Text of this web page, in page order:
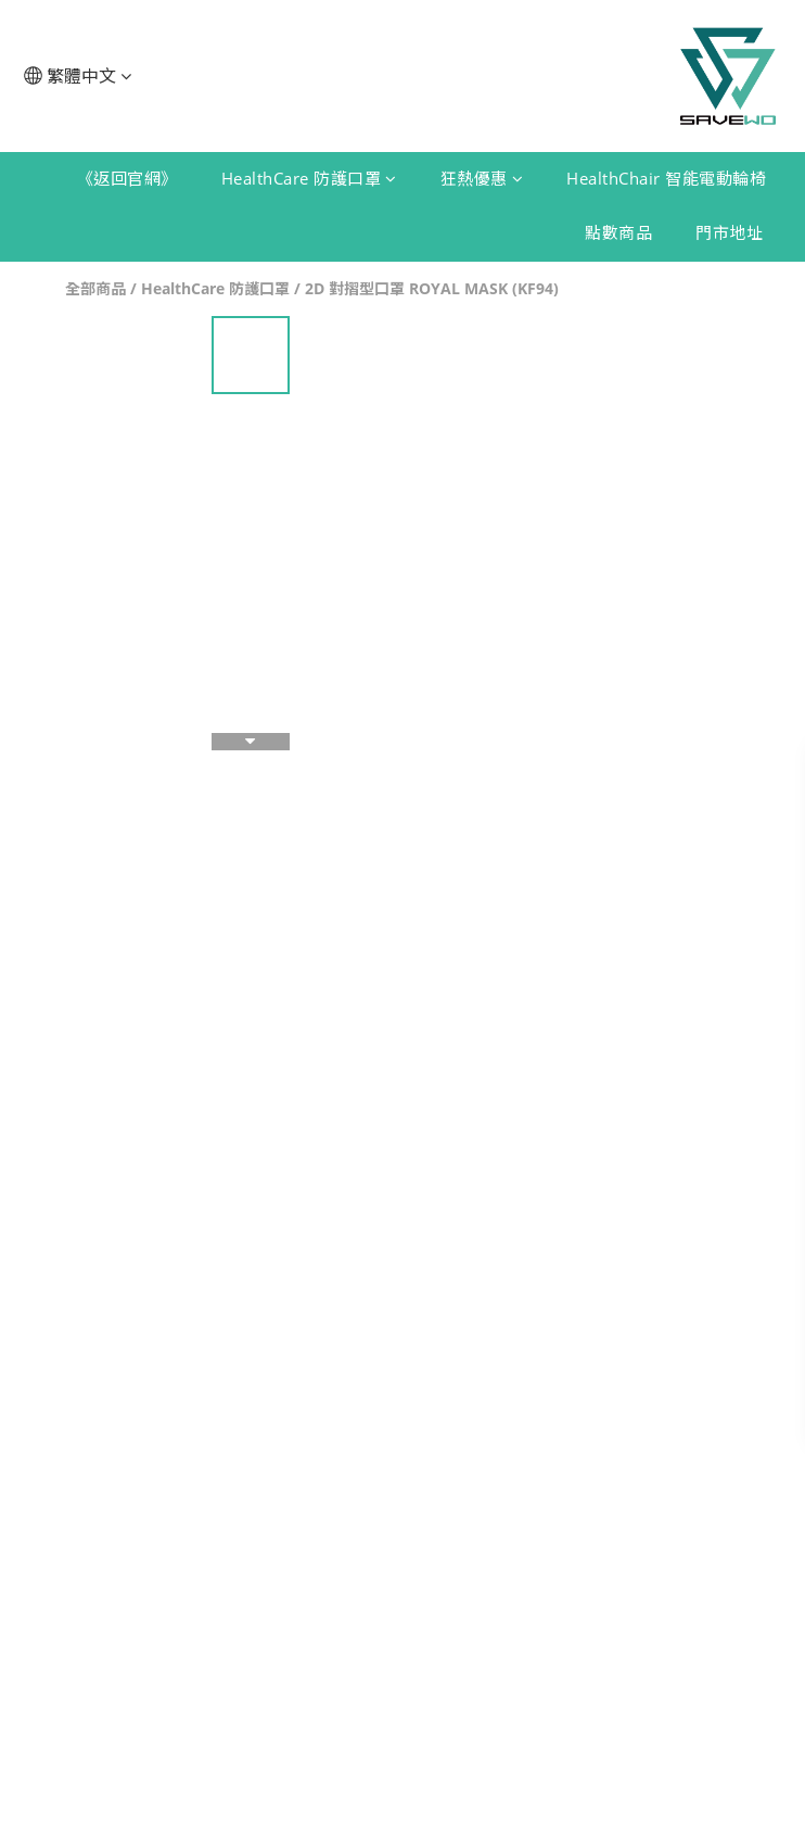
繁體中文
《返回官網》 HealthCare 防護口罩 狂熱優惠 HealthChair 智能電動輪椅
點數商品 門市地址
全部商品 / HealthCare 防護口罩 / 2D 對摺型口罩 ROYAL MASK (KF94)